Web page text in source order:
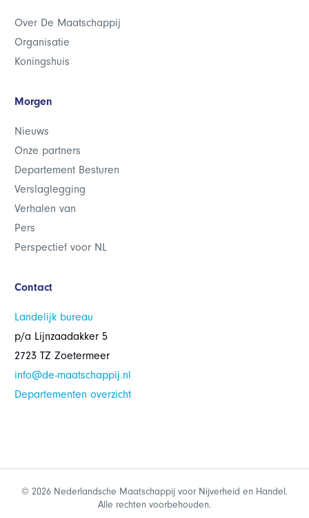
Over De Maatschappij
Organisatie
Koningshuis
Morgen
Nieuws
Onze partners
Departement Besturen
Verslaglegging
Verhalen van
Pers
Perspectief voor NL
Contact
Landelijk bureau
p/a Lijnzaadakker 5
2723 TZ Zoetermeer
info@de-maatschappij.nl
Departementen overzicht
© 2026 Nederlandsche Maatschappij voor Nijverheid en Handel.
Alle rechten voorbehouden.